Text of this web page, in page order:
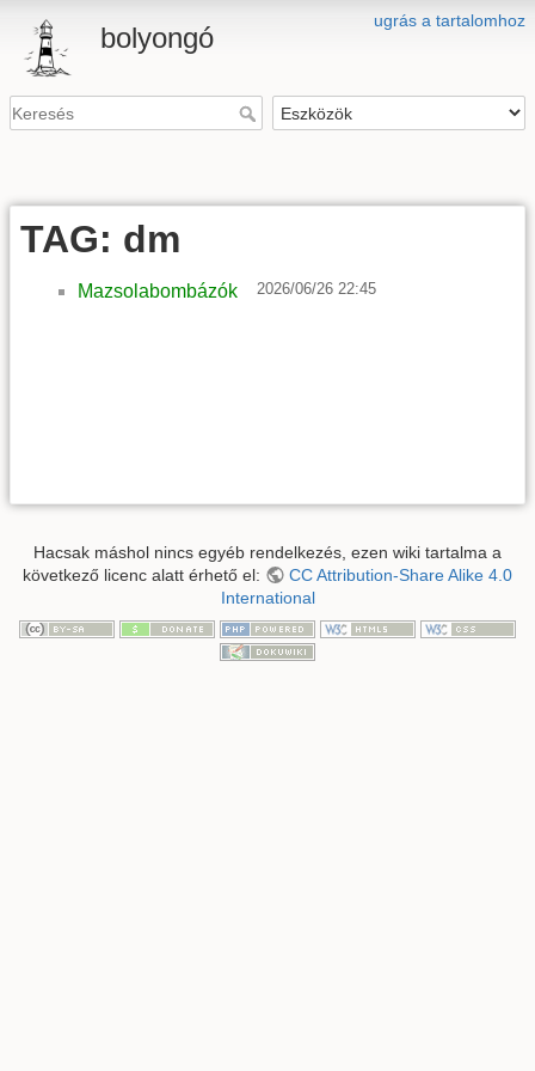
ugrás a tartalomhoz
bolyongó
TAG: dm
Mazsolabombázók 2026/06/26 22:45
Hacsak máshol nincs egyéb rendelkezés, ezen wiki tartalma a
következő licenc alatt érhető el:
CC Attribution-Share Alike 4.0
International